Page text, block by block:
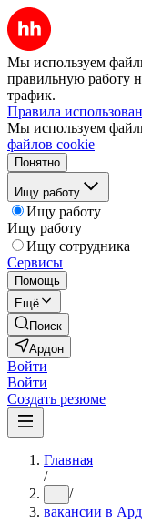
Мы используем
правильную работу
трафик.
Правила
Мы используем
файлов cookie
Понятно
Ищу работу
Ищу работу
Ищу работу
Ищу сотрудника
Сервисы
Помощь
Ещё
Поиск
Ардон
Войти
Войти
Создать резюме
Главная
/
... /
вакансии в